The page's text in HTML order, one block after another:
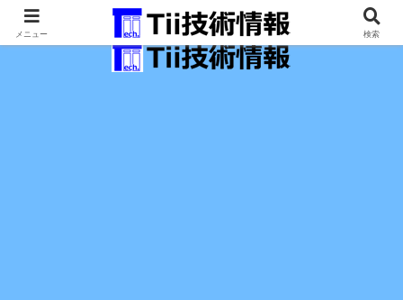
最新の科学技術の情報インフラ。
メニュー 検索